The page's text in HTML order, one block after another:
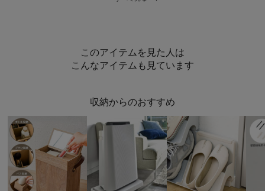
このアイテムを見た人は
こんなアイテムも見ています
収納からのおすすめ